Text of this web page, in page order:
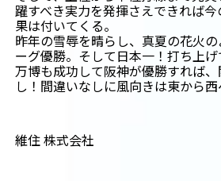
躍すべき実力を発揮さえできれば
果は付いてくる。
昨年の雪辱を晴らし、真夏の花火
ーグ優勝。そして日本一！打ち上げ
万博も成功して阪神が優勝すれば
し！間違いなしに風向きは東から西
維住 株式会社